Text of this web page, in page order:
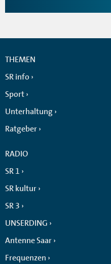
THEMEN
SR info
Sport
Unterhaltung
Ratgeber
RADIO
SR 1
SR kultur
SR 3
UNSERDING
Antenne Saar
Frequenzen